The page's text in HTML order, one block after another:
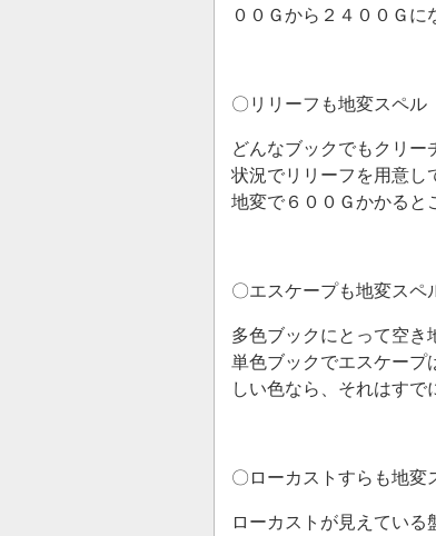
００Ｇから２４００Ｇに
〇リリーフも地変スペル
どんなブックでもクリー
状況でリリーフを用意し
地変で６００Ｇかかると
〇エスケープも地変スペ
多色ブックにとって空き
単色ブックでエスケープ
しい色なら、それはすで
〇ローカストすらも地変
ローカストが見えている